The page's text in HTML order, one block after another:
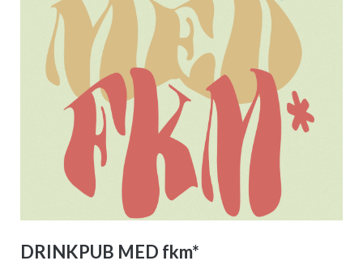
DRINKPUB MED fkm*